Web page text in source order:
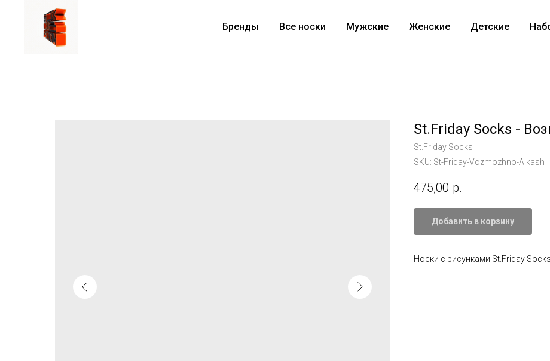
Бренды Все носки Мужские Женские Детские
St.Friday Socks -
St.Friday Socks
SKU: St-Friday-Vozmozhno-Alkash
475,00 р.
Добавить в корзину
Носки с рисунками St.Friday